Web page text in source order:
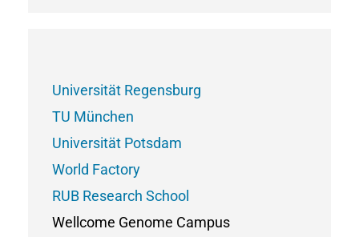
Universität Regensburg
TU München
Universität Potsdam
World Factory
RUB Research School
Wellcome Genome Campus